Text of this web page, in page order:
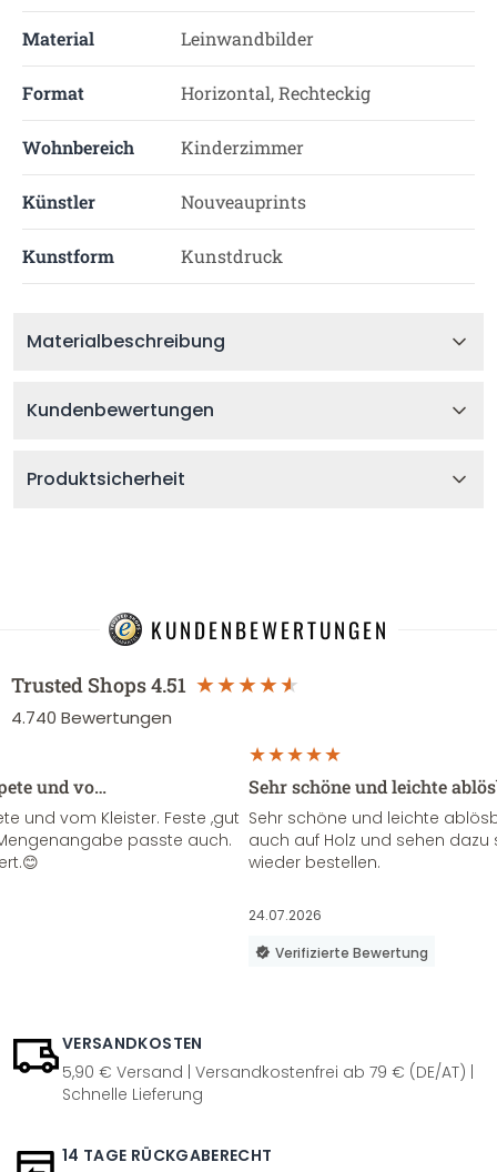
Material Leinwandbilder
Format Horizontal, Rechteckig
Wohnbereich Kinderzimmer
Künstler Nouveauprints
Kunstform Kunstdruck
Materialbeschreibung
Kundenbewertungen
Produktsicherheit
KUNDENBEWERTUNGEN
Trusted Shops4.51
4.740 Bewertungen
und vo…
und vom Kleister. Feste ,gut
passte auch.
Sehr schöne und leichte
Sehr schöne und leichte
auch auf Holz und sehen
wieder bestellen.
24.07.2026
Verifizierte Bewertung
VERSANDKOSTEN
5,90 € Versand | Versandkostenfrei ab 79 € (DE/AT) |
Schnelle Lieferung
14 TAGE RÜCKGABERECHT